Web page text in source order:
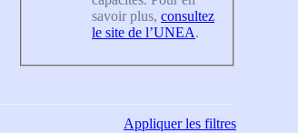
savoir plus, consultez
le site de l’UNEA.
Appliquerles filtres